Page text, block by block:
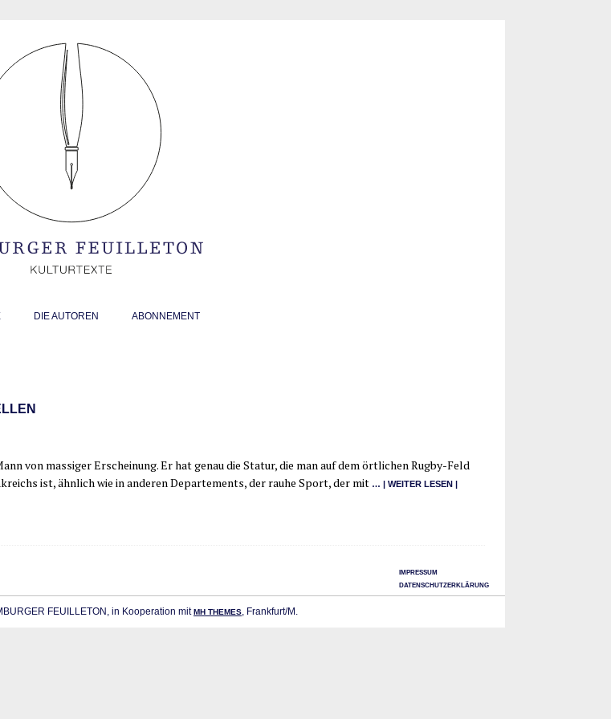
DIE AUTOREN ABONNEMENT
von mas­si­ger Erschei­nung. Er hat genau die Sta­tur, die man auf dem ört­li­chen Rug­­by-Feld
ist, ähn­lich wie in ande­ren Depar­te­ments, der rau­he Sport, der mit … | WEI­TER LESEN |
IMPRESSUM
DATENSCHUTZERKLÄRUNG
FEUILLETON, in Kooperation mitMH THEMES , Frankfurt/M.